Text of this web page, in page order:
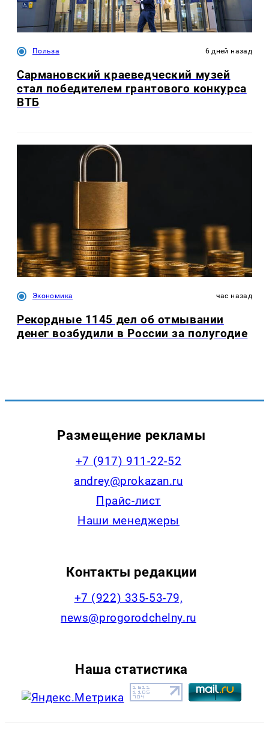
Польза 6 дней назад
Сармановский краеведческий музей
стал победителем грантового конкурса
ВТБ
Экономика час назад
Рекордные 1145 дел об отмывании
денег возбудили в России за полугодие
Размещение рекламы
+7 (917) 911-22-52
andrey@prokazan.ru
Прайс-лист
Наши менеджеры
Контакты редакции
+7 (922) 335-53-79,
news@progorodchelny.ru
Наша статистика